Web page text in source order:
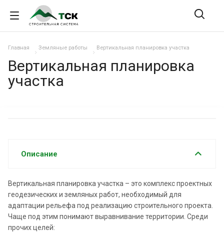
Главная Земляные работы Вертикальная планировка участка
Вертикальная планировка
участка
Описание
Вертикальная планировка участка – это комплекс проектных
геодезических и земляных работ, необходимый для
адаптации рельефа под реализацию строительного проекта.
Чаще под этим понимают выравнивание территории. Среди
прочих целей: